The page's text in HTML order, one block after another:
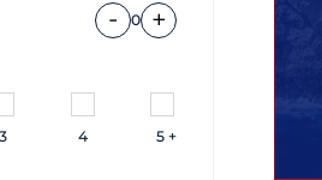
- 0 +
3 4 5 +